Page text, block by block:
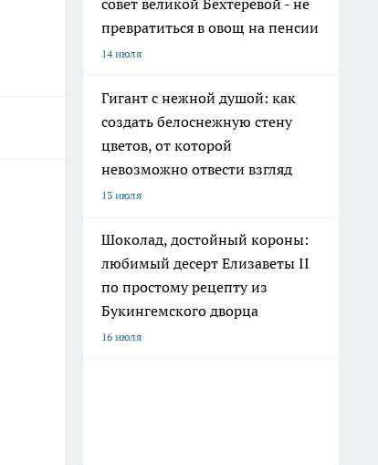
совет великой Бехтеревой - не
превратиться в овощ на пенсии
14 июля
Гигант с нежной душой: как
создать белоснежную стену
цветов, от которой
невозможно отвести взгляд
13 июля
Шоколад, достойный короны:
любимый десерт Елизаветы II
по простому рецепту из
Букингемского дворца
16 июля